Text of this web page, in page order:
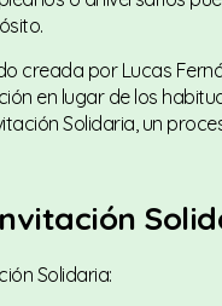
creada por Lucas
en lugar de los
Solidaria, un
Solidaria: